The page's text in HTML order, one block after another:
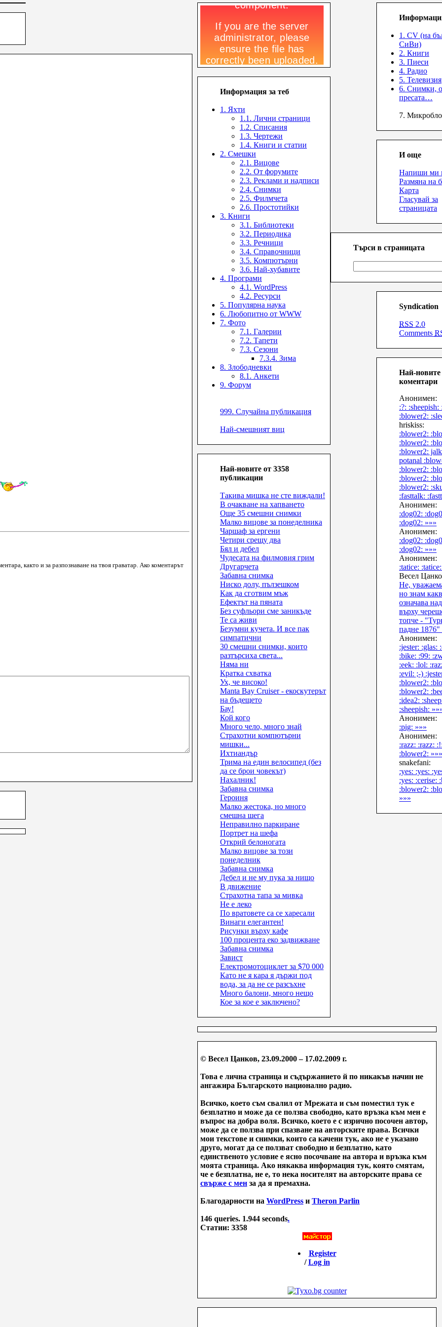
както и за разпознаване на твоя граватар. Ако коментарът
Информация за теб
1. Яхти
1.1. Лични страници
1.2. Списания
1.3. Чертежи
1.4. Книги и статии
2. Смешки
2.1. Вицове
2.2. От форумите
2.3. Реклами и надписи
2.4. Снимки
2.5. Филмчета
2.6. Простотийки
3. Книги
3.1. Библиотеки
3.2. Периодика
3.3. Речници
3.4. Справочници
3.5. Компютърни
3.6. Най-хубавите
4. Програми
4.1. WordPress
4.2. Ресурси
5. Популярна наука
6. Любопитно от WWW
7. Фото
7.1. Галерии
7.2. Тапети
7.3. Сезони
7.3.4. Зима
8. Злободневки
8.1. Анкети
9. Форум
999. Случайна публикация
Най-смешният виц
Най-новите от 3358
публикации
Такива мишка не сте виждали!
В очакване на хапването
Още 35 смешни снимки
Малко вицове за понеделника
Чаршаф за ергени
Четири срещу два
Бял и дебел
Чудесата на филмовия грим
Другарчета
Забавна снимка
Ниско долу, пълзешком
Как да сготвим мъж
Ефектът на пяната
Без суфльори сме заникъде
Те са живи
Безумни кучета. И все пак
симпатични
30 смешни снимки, които
разтърсиха света...
Няма ни
Кратка схватка
Ух, че високо!
Manta Bay Cruiser - екоскутерът
на бъдещето
Бау!
Кой кого
Много чело, много знай
Страхотни компютърни
мишки...
Ихтиандър
Трима на един велосипед (без
да се брои човекът)
Нахалник!
Забавна снимка
Героиня
Малко жестока, но много
смешна шега
Неправилно паркиране
Портрет на шефа
Открий белоногата
Малко вицове за този
понеделник
Забавна снимка
Дебел и не му пука за нищо
В движение
Страхотна тапа за мивка
Не е леко
По вратовете са се харесали
Винаги елегантен!
Рисунки върху кафе
100 процента еко задвижване
Забавна снимка
Завист
Електромотоциклет за $70 000
Като не я кара я държи под
вода, за да не се разсъхне
Много балони, много нещо
Кое за кое е заключено?
1. CV (на
СиВи)
2. Книги
3. Пиеси
4. Радио
5. Телевизия
6. Снимки,
пресата…
7.
И още
Напиши ми
Размяна на
Карта
Гласувай за
страницата
Търси в страницата
Syndication
RSS 2.0
Comments
Най-новите
коментари
Анонимен:
:?: :sheepish:
:blower2:
hriskiss:
:blower2:
:blower2:
:blower2:
potanal
:blower2:
:blower2:
:blower2:
:fasttalk:
Анонимен:
:dog02:
:dog02: »»»
Анонимен:
:dog02:
:dog02: »»»
Анонимен:
:tatice:
Весел
Не,
но знам
означава
върху
топче -
падне 1876"
Анонимен:
:jester: :glas:
:bike: :99:
:eek: :lol:
:evil: ;-)
:blower2:
:blower2:
:idea2:
:sheepish:
Анонимен:
:pig: »»»
Анонимен:
:razz: :razz:
:blower2: »»»
snakefani:
:yes: :yes:
:yes: :cerise:
:blower2:
»»»
© Весел Цанков, 23.09.2000 – 17.02.2009 г.
Това е лична страница и съдържанието й по никакъв начин не
ангажира Българското национално радио.
Всичко, което съм свалил от Мрежата и съм поместил тук е
безплатно и може да се ползва свободно, като връзка към мен е
въпрос на добра воля. Всичко, което е с изрично посочен автор,
може да се ползва при спазване на авторските права. Всички
мои текстове и снимки, които са качени тук, ако не е указано
друго, могат да се ползват свободно и безплатно, като
единственото условие е ясно посочване на автора и връзка към
моята страница. Ако някаква информация тук, която смятам,
че е безплатна, не е, то нека носителят на авторските права се
свърже с мен за да я премахна.
Благодарности на WordPress и Theron Parlin
146 queries. 1.944 seconds.
Статии: 3358
Register
/Log in